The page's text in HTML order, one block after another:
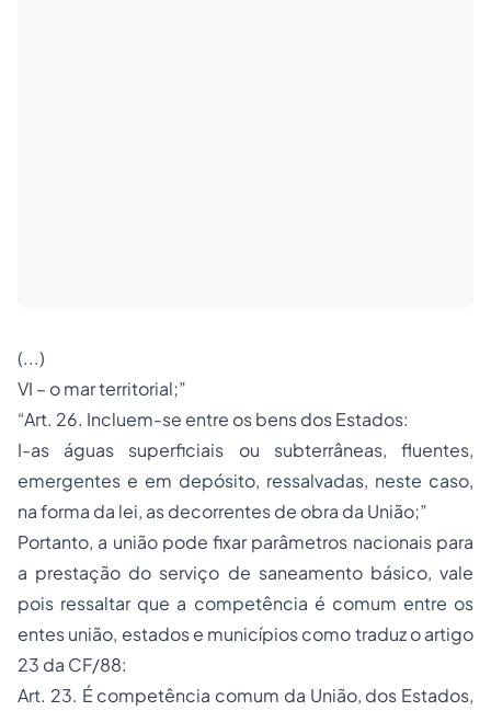
(...)
VI – o mar territorial;”
“Art. 26. Incluem-se entre os bens dos Estados:
I-as águas superficiais ou subterrâneas, fluentes,
emergentes e em depósito, ressalvadas, neste caso,
na forma da lei, as decorrentes de obra da União;”
Portanto, a união pode fixar parâmetros nacionais para
a prestação do serviço de saneamento básico, vale
pois ressaltar que a competência é comum entre os
entes união, estados e municípios como traduz o artigo
23 da CF/88:
Art. 23. É competência comum da União, dos Estados,